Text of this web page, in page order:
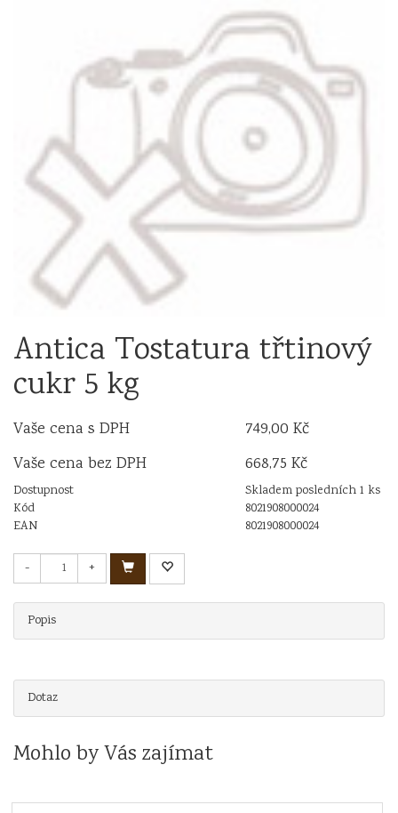
Antica Tostatura třtinový
cukr 5 kg
Vaše cena s DPH
749,00 Kč
Vaše cena bez DPH
668,75 Kč
Dostupnost
Skladem posledních 1 ks
Kód
8021908000024
EAN
8021908000024
- +
Popis
Dotaz
Mohlo by Vás zajímat